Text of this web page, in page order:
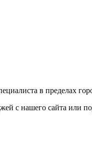
в пределах
с нашего сайта или